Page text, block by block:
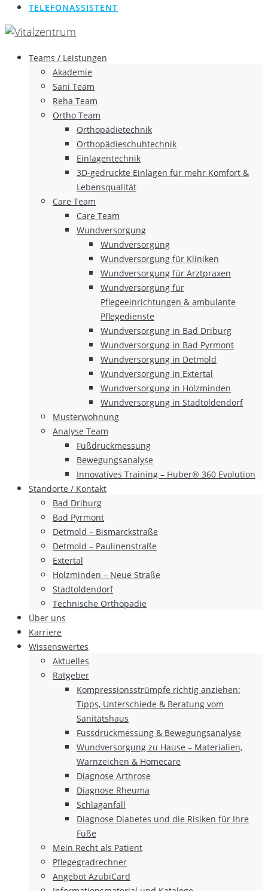
TELEFONASSISTENT
Teams / Leistungen
Akademie
Sani Team
Reha Team
Ortho Team
Orthopädietechnik
Orthopädieschuhtechnik
Einlagentechnik
3D-gedruckte Einlagen für mehr Komfort &
Lebensqualität
Care Team
Care Team
Wundversorgung
Wundversorgung
Wundversorgung für Kliniken
Wundversorgung für Arztpraxen
Wundversorgung für
Pflegeeinrichtungen & ambulante
Pflegedienste
Wundversorgung in Bad Driburg
Wundversorgung in Bad Pyrmont
Wundversorgung in Detmold
Wundversorgung in Extertal
Wundversorgung in Holzminden
Wundversorgung in Stadtoldendorf
Musterwohnung
Analyse Team
Fußdruckmessung
Bewegungsanalyse
Innovatives Training – Huber® 360 Evolution
Standorte / Kontakt
Bad Driburg
Bad Pyrmont
Detmold – Bismarckstraße
Detmold – Paulinenstraße
Extertal
Holzminden – Neue Straße
Stadtoldendorf
Technische Orthopädie
Über uns
Karriere
Wissenswertes
Aktuelles
Ratgeber
Kompressionsstrümpfe richtig anziehen:
Tipps, Unterschiede & Beratung vom
Sanitätshaus
Fussdruckmessung & Bewegungsanalyse
Wundversorgung zu Hause – Materialien,
Warnzeichen & Homecare
Diagnose Arthrose
Diagnose Rheuma
Schlaganfall
Diagnose Diabetes und die Risiken für Ihre
Füße
Mein Recht als Patient
Pflegegradrechner
Angebot AzubiCard